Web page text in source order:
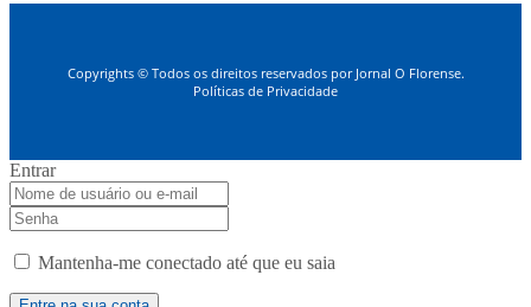
Copyrights © Todos os direitos reservados por Jornal O Florense.
Políticas de Privacidade
Entrar
Mantenha-me conectado até que eu saia